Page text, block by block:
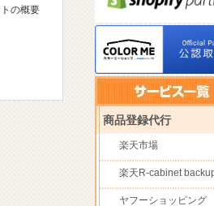
の概要
商品登録代行
楽天市場
楽天R-cabinet
ヤフーショッピング